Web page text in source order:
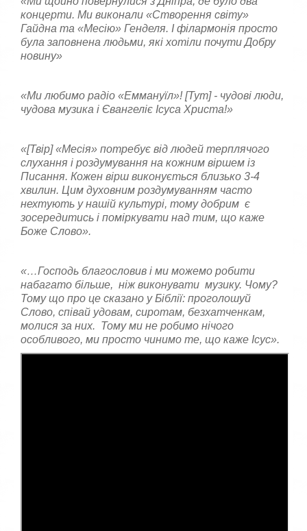
концерти. Ми виконали «Створення світу»
Гайдна та «Месію» Генделя. І філармонія просто
була заповнена людьми, які хотіли почути Добру
новину»
«Ми любимо радіо «Еммануїл»![Тут]- чудові люди,
чудова музика і Євангеліє Ісуса Христа!»
«[Твір]«Месія» потребує від людей терплячого
слухання і роздумування на кожним віршем із
Писання. Кожен вірш виконується близько 3-4
хвилин. Цим духовним роздумуванням часто
нехтують у нашій культурі, тому добрим є
зосередитись і поміркувати над тим, що каже
Боже Слово».
«…Господь благословив і ми можемо робити
набагато більше, ніж виконувати музику. Чому?
Тому що про це сказано у Біблії: проголошуй
Слово, співай удовам, сиротам, безхатченкам,
молися за них. Тому ми не робимо нічого
особливого, ми просто чинимо те, що каже Ісус».